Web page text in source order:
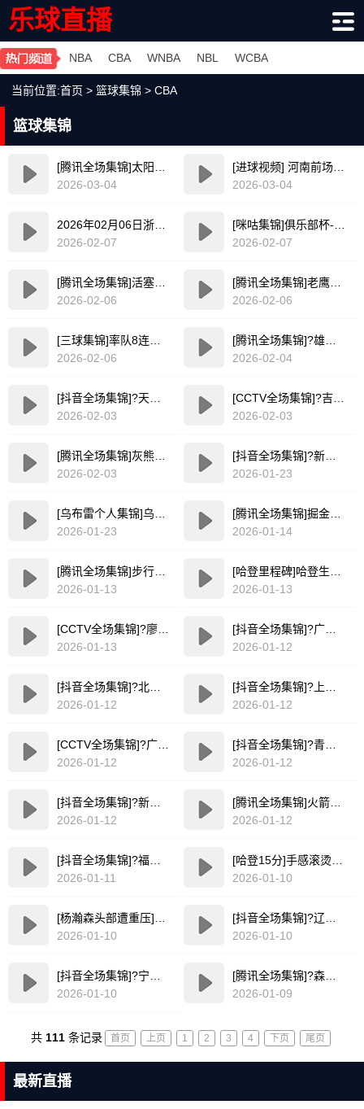
乐球直播
NBA CBA WNBA NBL WCBA
当前位置:首页 > 篮球集锦 > CBA
篮球集锦
2026-03-04
2026-03-04
2026-02-07
2026-02-07
2026-02-06
2026-02-06
2026-02-06
2026-02-04
2026-02-03
2026-02-03
2026-02-03
2026-01-23
2026-01-23
2026-01-14
2026-01-13
2026-01-13
2026-01-13
2026-01-12
2026-01-12
2026-01-12
2026-01-12
2026-01-12
2026-01-12
2026-01-12
2026-01-11
2026-01-10
2026-01-10
2026-01-10
2026-01-10
2026-01-09
共 111 条记录 首页 上页 1 2 3 4 下页 尾页
最新直播